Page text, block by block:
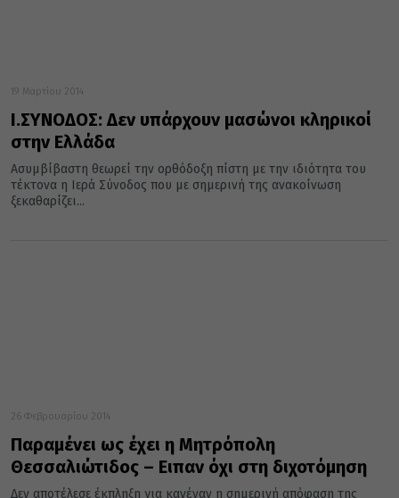
19 Μαρτίου 2014
Ι.ΣΥΝΟΔΟΣ: Δεν υπάρχουν μασώνοι κληρικοί
στην Ελλάδα
Ασυμβίβαστη θεωρεί την ορθόδοξη πίστη με την ιδιότητα του
τέκτονα η Ιερά Σύνοδος που με σημερινή της ανακοίνωση
ξεκαθαρίζει...
26 Φεβρουαρίου 2014
Παραμένει ως έχει η Μητρόπολη
Θεσσαλιώτιδος – Ειπαν όχι στη διχοτόμηση
Δεν αποτέλεσε έκπληξη για κανέναν η σημερινή απόφαση της